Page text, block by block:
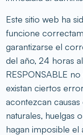
Este sitio web ha
funcione
garantizarse el
del año, 24 horas
RESPONSABLE
existan ciertos
acontezcan
naturales, huelgas
hagan imposible el